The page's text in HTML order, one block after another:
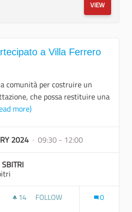
VIEW
a Villa Ferrero
comunità per costruire un
che possa restituire una
more)
2024 · 09:30 - 12:00
14 14 FOLLOWERS
FOLLOW 0